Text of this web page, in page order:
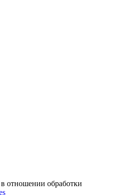
в отношении обработки